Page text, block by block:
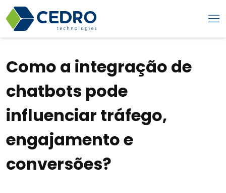
Como a integração de
chatbots pode
influenciar tráfego,
engajamento e
conversões?